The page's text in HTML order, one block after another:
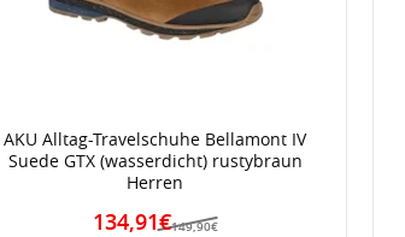
AKU Alltag-Travelschuhe Bellamont IV
Suede GTX (wasserdicht) rustybraun
Herren
149,90€
134,91€